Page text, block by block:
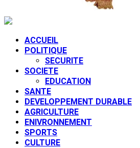
ACCUEIL
POLITIQUE
SECURITE
SOCIETE
EDUCATION
SANTE
DEVELOPPEMENT DURABLE
AGRICULTURE
ENIVRONNEMENT
SPORTS
CULTURE